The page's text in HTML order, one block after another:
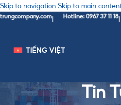
Skip to navigation Skip to main
| Hotline: 0967 37 11 18| 1
TIẾNG VIỆT
Tin